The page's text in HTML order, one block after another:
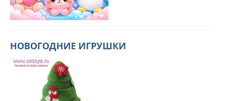
НОВОГОДНИЕ ИГРУШКИ